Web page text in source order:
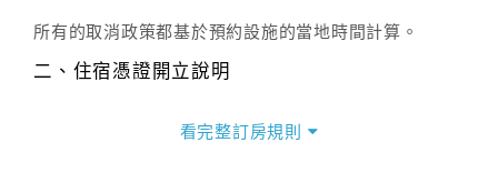
所有的取消政策都基於預約設施的當地時間計算。
二、住宿憑證開立說明
看完整訂房規則